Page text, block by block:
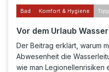
Bad Komfort & Hygiene
Vor dem Urlaub
Der Beitrag erklärt, warum
Abwesenheit die
wie man Legionellenrisiken